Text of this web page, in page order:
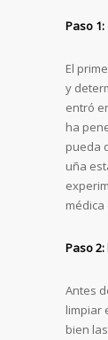
Paso
El
y
entró
ha
pueda
uña
Paso
Antes
limpiar
bien